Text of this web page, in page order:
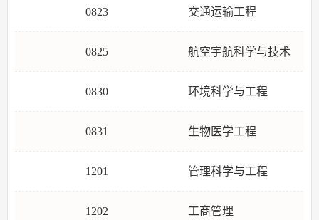
0823 交通运输工程
0825 航空宇航科学与技术
0830 环境科学与工程
0831 生物医学工程
1201 管理科学与工程
1202 工商管理